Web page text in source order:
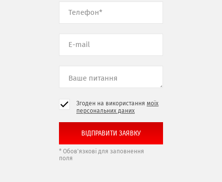
Згоден на використання моїх
персональних даних
* Обов'язкові для заповнення
поля